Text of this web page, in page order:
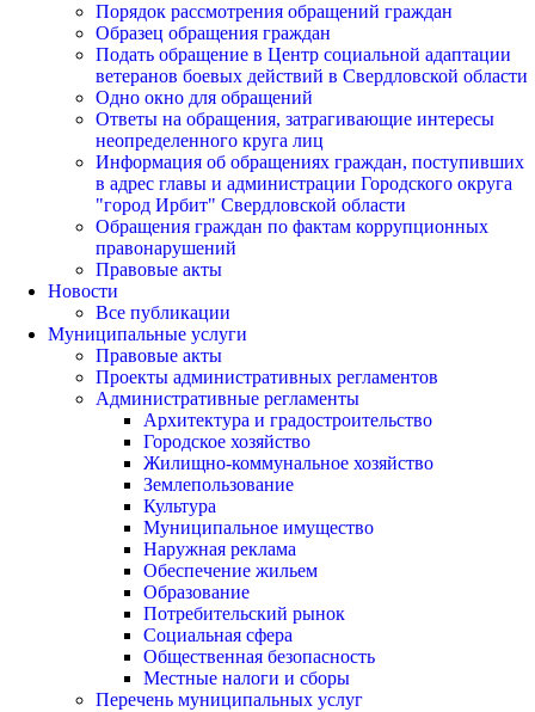
Порядок рассмотрения обращений граждан
Образец обращения граждан
Подать обращение в Центр социальной адаптации
ветеранов боевых действий в Свердловской области
Одно окно для обращений
Ответы на обращения, затрагивающие интересы
неопределенного круга лиц
Информация об обращениях граждан, поступивших
в адрес главы и администрации Городского округа
"город Ирбит" Свердловской области
Обращения граждан по фактам коррупционных
правонарушений
Правовые акты
Новости
Все публикации
Муниципальные услуги
Правовые акты
Проекты административных регламентов
Административные регламенты
Архитектура и градостроительство
Городское хозяйство
Жилищно-коммунальное хозяйство
Землепользование
Культура
Муниципальное имущество
Наружная реклама
Обеспечение жильем
Образование
Потребительский рынок
Социальная сфера
Общественная безопасность
Местные налоги и сборы
Перечень муниципальных услуг